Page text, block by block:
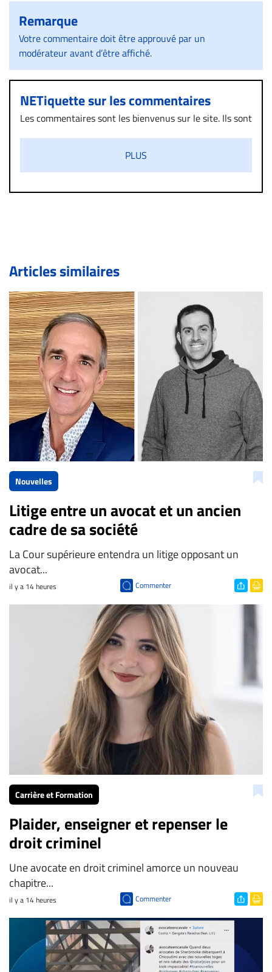
Remarque
Votre commentaire doit être approuvé par un
modérateur avant d’être affiché.
NETiquette sur les commentaires
Les commentaires sont les bienvenus sur le site. Ils sont
diffamatoire. Si malgré cette politique de modération,
un commentaire publié sur le site vous dérange, prenez
immédiatement contact par courriel (info@droit-
de validation, un droit de réponse.
Bien à vous,
La Rédaction de Droit-inc.com
PLUS
Articles similaires
Nouvelles
Litige entre un avocat et un ancien
cadre de sa société
La Cour supérieure entendra un litige opposant un
avocat...
il y a 14 heures Commenter
Carrière et Formation
Plaider, enseigner et repenser le
droit criminel
Une avocate en droit criminel amorce un nouveau
chapitre...
il y a 14 heures Commenter